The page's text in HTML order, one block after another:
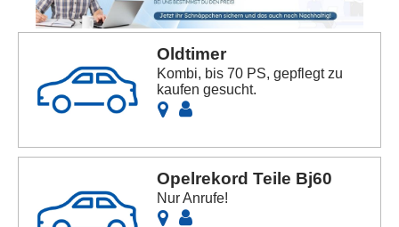
Oldtimer
Kombi, bis 70 PS, gepflegt zu
kaufen gesucht.
Opelrekord Teile Bj60
Nur Anrufe!